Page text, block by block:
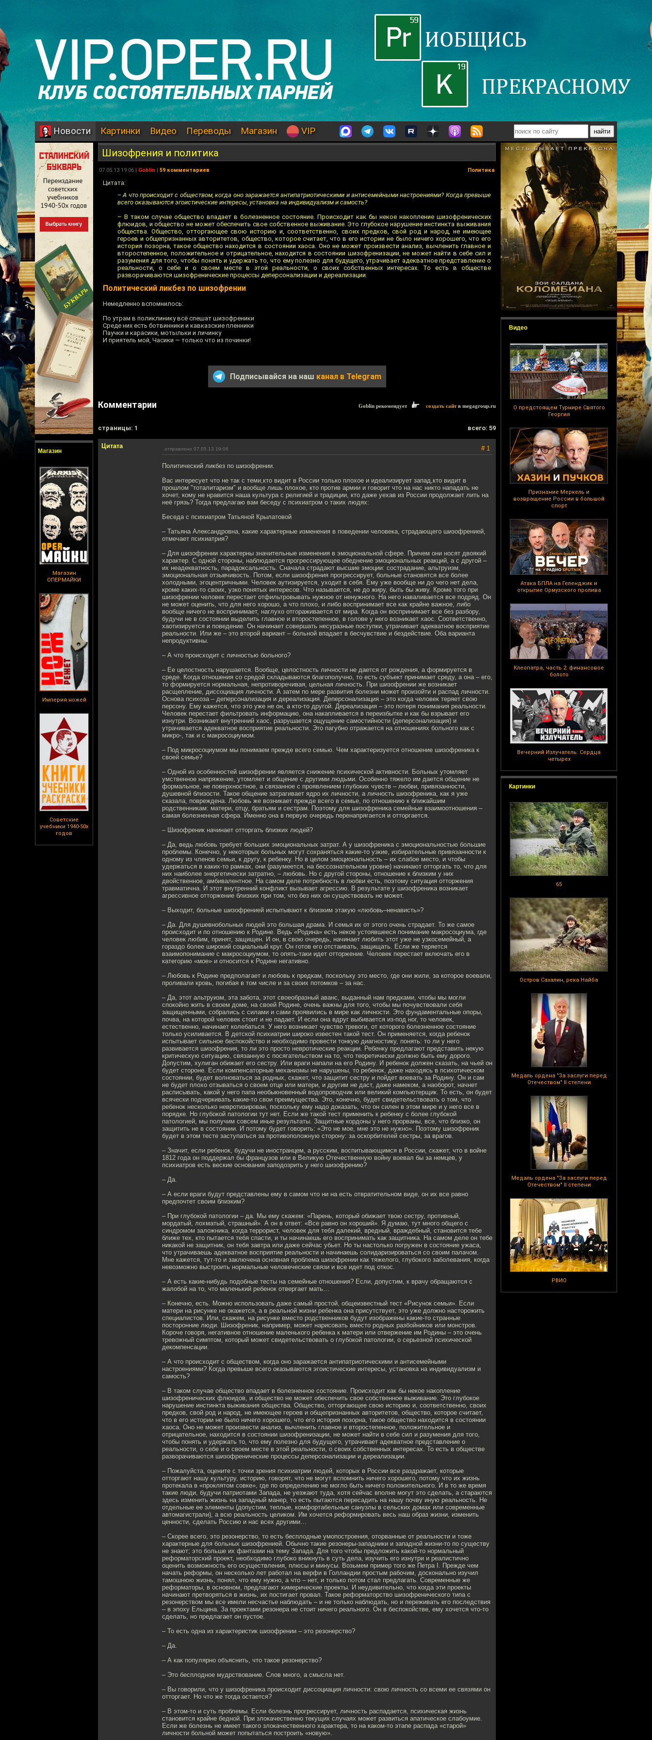
Новости Картинки Видео Переводы Магазин VIP
Магазин
Магазин
ОПЕРМАЙКИ
Империя ножей
Советские
учебники 1940-50х
годов
Видео
О предстоящем Турнире Святого
Георгия
Признание Меркель и
возвращение России в большой
спорт
Атака БПЛА на Геленджик и
открытие Ормузского пролива
Клеопатра, часть 2: финансовое
болото
Вечерний Излучатель: Сердца
четырех
Картинки
65
Остров Сахалин, река Найба
Медаль ордена "За заслуги перед
Отечеством" II степени
Медаль ордена "За заслуги перед
Отечеством" II степени
РВИО
Шизофрения и политика
07.05.13 19:06 | Goblin | 59 комментариев Политика
Цитата:
– А что происходит с обществом, когда оно заражается антипатриотическими и антисемейными настроениями? Когда превыше
всего оказываются эгоистические интересы, установка на индивидуализм и самость?
– В таком случае общество впадает в болезненное состояние. Происходит как бы некое накопление шизофренических
флюидов, и общество не может обеспечить свое собственное выживание. Это глубокое нарушение инстинкта выживания
общества. Общество, отторгающее свою историю и, соответственно, своих предков, свой род и народ, не имеющее
героев и общепризнанных авторитетов, общество, которое считает, что в его истории не было ничего хорошего, что его
история позорна, такое общество находится в состоянии хаоса. Оно не может произвести анализ, вычленить главное и
второстепенное, положительное и отрицательное, находится в состоянии шизофренизации, не может найти в себе сил и
разумения для того, чтобы понять и удержать то, что ему полезно для будущего, утрачивает адекватное представление о
реальности, о себе и о своем месте в этой реальности, о своих собственных интересах. То есть в обществе
разворачиваются шизофренические процессы деперсонализации и дереализации.
Политический ликбез по шизофрении
Немедленно вспомнилось:
По утрам в поликлинику всё спешат шизофреники
Среде них есть ботвинники и кавказские пленники
Паучки и карасики, мотыльки и личинку
И приятель мой, Часики — только что из починки!
Подписывайся на наш канал в Telegram
Комментарии Goblin рекомендует создать сайтв megagroup.ru
cтраницы: 1 всего: 59
Цитата отправлено 07.05.13 19:06 # 1
Политический ликбез по шизофрении.
Вас интересует что не так с теми,кто видит в России только плохое и идеализирует запад,кто видит в
прошлом "тоталитаризм" и вообще лишь плохое, кто против армии и говорит что на нас никто нападать не
хочет, кому не нравится наша культура с религией и традиции, кто даже уехав из России продолжает лить на
неё грязь? Тогда предлагаю вам беседу с психиатром о таких людях:
Беседа с психиатром Татьяной Крылатовой
– Татьяна Александровна, какие характерные изменения в поведении человека, страдающего шизофренией,
отмечает психиатрия?
– Для шизофрении характерны значительные изменения в эмоциональной сфере. Причем они носят двоякий
характер. С одной стороны, наблюдается прогрессирующее обеднение эмоциональных реакций, а с другой –
их неадекватность, парадоксальность. Сначала страдают высшие эмоции: сострадание, альтруизм,
эмоциональная отзывчивость. Потом, если шизофрения прогрессирует, больные становятся все более
холодными, эгоцентричными. Человек аутизируется, уходит в себя. Ему уже вообще ни до чего нет дела,
кроме каких-то своих, узко понятых интересов. Что называется, не до жиру, быть бы живу. Кроме того при
шизофрении человек перестает отфильтровывать нужное от ненужного. На него наваливается все подряд. Он
не может оценить, что для него хорошо, а что плохо, и либо воспринимает все как крайне важное, либо
вообще ничего не воспринимает, наглухо отгораживается от мира. Когда он воспринимает все без разбору,
будучи не в состоянии выделить главное и второстепенное, в голове у него возникает хаос. Соответственно,
хаотизируется и поведение. Он начинает совершать несуразные поступки, утрачивает адекватное восприятие
реальности. Или же – это второй вариант – больной впадает в бесчувствие и бездействие. Оба варианта
непродуктивны.
– А что происходит с личностью больного?
– Ее целостность нарушается. Вообще, целостность личности не дается от рождения, а формируется в
среде. Когда отношения со средой складываются благополучно, то есть субъект принимает среду, а она – его,
то формируется нормальная, непротиворечивая, цельная личность. При шизофрении же возникает
расщепление, диссоциация личности. А затем по мере развития болезни может произойти и распад личности.
Основа психоза – деперсонализация и дереализация. Деперсонализация – это когда человек теряет свою
персону. Ему кажется, что это уже не он, а кто-то другой. Дереализация – это потеря понимания реальности.
Человек перестает фильтровать информацию, она накапливается в переизбытке и как бы взрывает его
изнутри. Возникает внутренний хаос, разрушается ощущение самостийности (деперсонализация) и
утрачивается адекватное восприятие реальности. Это пагубно отражается на отношениях больного как с
микро-, так и с макросоциумом.
– Под микросоциумом мы понимаем прежде всего семью. Чем характеризуется отношение шизофреника к
своей семье?
– Одной из особенностей шизофрении является снижение психической активности. Больных утомляет
умственное напряжение, утомляет и общение с другими людьми. Особенно тяжело им дается общение не
формальное, не поверхностное, а связанное с проявлением глубоких чувств – любви, привязанности,
душевной близости. Такое общение затрагивает ядро их личности, а личность шизофреника, как я уже
сказала, повреждена. Любовь же возникает прежде всего в семье, по отношению к ближайшим
родственникам: матери, отцу, братьям и сестрам. Поэтому для шизофреника семейные взаимоотношения –
самая болезненная сфера. Именно она в первую очередь перенапрягается и отторгается.
– Шизофреник начинает отторгать близких людей?
– Да, ведь любовь требует больших эмоциональных затрат. А у шизофреника с эмоциональностью большие
проблемы. Конечно, у некоторых больных могут сохраняться какие-то узкие, избирательные привязанности к
одному из членов семьи, к другу, к ребенку. Но в целом эмоциональность – их слабое место, и чтобы
удержаться в каких-то рамках, они (разумеется, на бессознательном уровне) начинают отторгать то, что для
них наиболее энергетически затратно, – любовь. Но с другой стороны, отношение к близким у них
двойственное, амбивалентное. На самом деле потребность в любви есть, поэтому ситуация отторжения
травматична. И этот внутренний конфликт вызывает агрессию. В результате у шизофреника возникает
агрессивное отторжение близких при том, что без них он существовать не может.
– Выходит, больные шизофренией испытывают к близким этакую «любовь–ненависть»?
– Да. Для душевнобольных людей это большая драма. И семья их от этого очень страдает. То же самое
происходит и по отношению к Родине. Ведь «Родина» есть некое устоявшееся понимание макросоциума, где
человек любим, принят, защищен. И он, в свою очередь, начинает любить этот уже не узкосемейный, а
гораздо более широкий социальный круг. Он готов его отстаивать, защищать. Если же теряется
взаимопонимание с макросоциумом, то опять-таки идет отторжение. Человек перестает включать его в
категорию «мое» и относится к Родине негативно.
– Любовь к Родине предполагает и любовь к предкам, поскольку это место, где они жили, за которое воевали,
проливали кровь, погибая в том числе и за своих потомков – за нас.
– Да, этот альтруизм, эта забота, этот своеобразный аванс, выданный нам предками, чтобы мы могли
спокойно жить в своем доме, на своей Родине, очень важны для того, чтобы мы почувствовали себя
защищенными, собрались с силами и сами проявились в мире как личности. Это фундаментальные опоры,
почва, на которой человек стоит и не падает. И если она вдруг выбивается из-под ног, то человек,
естественно, начинает колебаться. У него возникает чувство тревоги, от которого болезненное состояние
только усиливается. В детской психиатрии широко известен такой тест. Он применяется, когда ребенок
испытывает сильное беспокойство и необходимо провести тонкую диагностику, понять: то ли у него
развивается шизофрения, то ли это просто невротические реакции. Ребенку предлагают представить некую
критическую ситуацию, связанную с посягательством на то, что теоретически должно быть ему дорого.
Допустим, хулиган обижает его сестру. Или враги напали на его Родину. И ребенок должен сказать, на чьей он
будет стороне. Если компенсаторные механизмы не нарушены, то ребенок, даже находясь в психотическом
состоянии, будет волноваться за родных, скажет, что защитит сестру и пойдет воевать за Родину. Он и сам
не будет плохо отзываться о своем отце или матери, и другим не даст, даже намеком, а наоборот, начнет
расписывать, какой у него папа необыкновенный водопроводчик или великий компьютерщик. То есть, он будет
всячески подчеркивать какие-то свои преимущества. Это, конечно, будет свидетельствовать о том, что
ребенок несколько невротизирован, поскольку ему надо доказать, что он силен в этом мире и у него все в
порядке. Но глубокой патологии тут нет. Если же такой тест применить к ребенку с более глубокой
патологией, мы получим совсем иные результаты. Защитные кордоны у него прорваны, все, что близко, он
защитить не в состоянии. И потому будет говорить: «Это не мое, мне это не нужно». Поэтому шизофреник
будет в этом тесте заступаться за противоположную сторону: за оскорбителей сестры, за врагов.
– Значит, если ребенок, будучи не иностранцем, а русским, воспитывающимся в России, скажет, что в войне
1812 года он поддержал бы французов или в Великую Отечественную войну воевал бы за немцев, у
психиатров есть веские основания заподозрить у него шизофрению?
– Да.
– А если враги будут представлены ему в самом что ни на есть отвратительном виде, он их все равно
предпочтет своим близким?
– При глубокой патологии – да. Мы ему скажем: «Парень, который обижает твою сестру, противный,
мордатый, лохматый, страшный». А он в ответ: «Все равно он хороший». Я думаю, тут много общего с
синдромом заложника, когда террорист, человек для тебя далекий, вредный, враждебный, становится тебе
ближе тех, кто пытается тебя спасти, и ты начинаешь его воспринимать как защитника. На самом деле он тебе
никакой не защитник, он тебя завтра или даже сейчас убьет. Но ты настолько погружен в состояние ужаса,
что утрачиваешь адекватное восприятие реальности и начинаешь солидаризироваться со своим палачом.
Мне кажется, тут-то и заключена основная проблема шизофрении как тяжелого, глубокого заболевания, когда
невозможно выстроить нормальные человеческие связи и все идет под откос.
– А есть какие-нибудь подобные тесты на семейные отношения? Если, допустим, к врачу обращаются с
жалобой на то, что маленький ребенок отвергает мать…
– Конечно, есть. Можно использовать даже самый простой, общеизвестный тест «Рисунок семьи». Если
матери на рисунке не окажется, а в реальной жизни ребенка она присутствует, это уже должно насторожить
специалистов. Или, скажем, на рисунке вместо родственников будут изображены какие-то странные
посторонние люди. Шизофреник, например, может нарисовать вместо родных разбойников или монстров.
Короче говоря, негативное отношение маленького ребенка к матери или отвержение им Родины – это очень
тревожный симптом, который может свидетельствовать о глубокой патологии, о серьезной психической
декомпенсации.
– А что происходит с обществом, когда оно заражается антипатриотическими и антисемейными
настроениями? Когда превыше всего оказываются эгоистические интересы, установка на индивидуализм и
самость?
– В таком случае общество впадает в болезненное состояние. Происходит как бы некое накопление
шизофренических флюидов, и общество не может обеспечить свое собственное выживание. Это глубокое
нарушение инстинкта выживания общества. Общество, отторгающее свою историю и, соответственно, своих
предков, свой род и народ, не имеющее героев и общепризнанных авторитетов, общество, которое считает,
что в его истории не было ничего хорошего, что его история позорна, такое общество находится в состоянии
хаоса. Оно не может произвести анализ, вычленить главное и второстепенное, положительное и
отрицательное, находится в состоянии шизофренизации, не может найти в себе сил и разумения для того,
чтобы понять и удержать то, что ему полезно для будущего, утрачивает адекватное представление о
реальности, о себе и о своем месте в этой реальности, о своих собственных интересах. То есть в обществе
разворачиваются шизофренические процессы деперсонализации и дереализации.
– Пожалуйста, оцените с точки зрения психиатрии людей, которых в России все раздражает, которые
отторгают нашу культуру, историю, говорят, что не могут вспомнить ничего хорошего, потому что их жизнь
протекала в «проклятом совке», где по определению не могло быть ничего положительного. И в то же время
такие люди, будучи патриотами Запада, не уезжают туда, хотя сейчас вполне могут это сделать, а стараются
здесь изменить жизнь на западный манер, то есть пытаются пересадить на нашу почву иную реальность. Не
отдельные ее элементы (допустим, теплые, комфортабельные санузлы в сельских домах или современные
автомагистрали), а всю реальность целиком. Им хочется реформировать весь наш образ жизни, изменить
ценности, сделать Россию и нас всех другими…
– Скорее всего, это резонерство, то есть бесплодные умопостроения, оторванные от реальности и тоже
характерные для больных шизофренией. Обычно такие резонеры-западники и западной жизни-то по существу
не знают; это больше их фантазии на тему Запада. Для того чтобы предложить какой-то нормальный
реформаторский проект, необходимо глубоко вникнуть в суть дела, изучить его изнутри и реалистично
оценить возможность его осуществления, плюсы и минусы. Возьмем пример того же Петра I. Прежде чем
начать реформы, он несколько лет работал на верфи в Голландии простым рабочим, досконально изучил
тамошнюю жизнь, понял, что ему нужно, а что – нет, и только потом стал предлагать. Современные же
реформаторы, в основном, предлагают химерические проекты. И неудивительно, что когда эти проекты
начинают претворяться в жизнь, их постигает провал. Такое реформаторство шизофренического типа с
резонерством мы все имели несчастье наблюдать – и не только наблюдать, но и переживать его последствия
– в эпоху Ельцина. За проектами резонера не стоит ничего реального. Он в беспокойстве, ему хочется что-то
сделать, но предлагает он пустое.
– То есть одна из характеристик шизофрении – это резонерство?
– Да.
– А как популярно объяснить, что такое резонерство?
– Это бесплодное мудрствование. Слов много, а смысла нет.
– Вы говорили, что у шизофреника происходит диссоциация личности: свою личность со всеми ее связями он
отторгает. Но что же тогда остается?
– В этом-то и суть проблемы. Если болезнь прогрессирует, личность распадается, психическая жизнь
становится крайне бедной. При злокачественно текущих случаях может развиться апатическое слабоумие.
Если же болезнь не имеет такого злокачественного характера, то на каком-то этапе распада «старой»
личности больной может попытаться построить «новую».